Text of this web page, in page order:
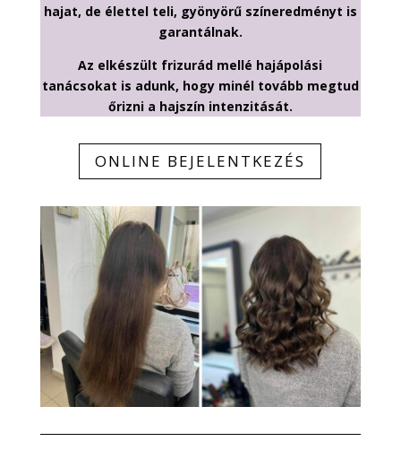
hajat, de élettel teli, gyönyörű színeredményt is
garantálnak.
Az elkészült frizurád mellé hajápolási
tanácsokat is adunk, hogy minél tovább megtud
őrizni a hajszín intenzitását.
ONLINE BEJELENTKEZÉS